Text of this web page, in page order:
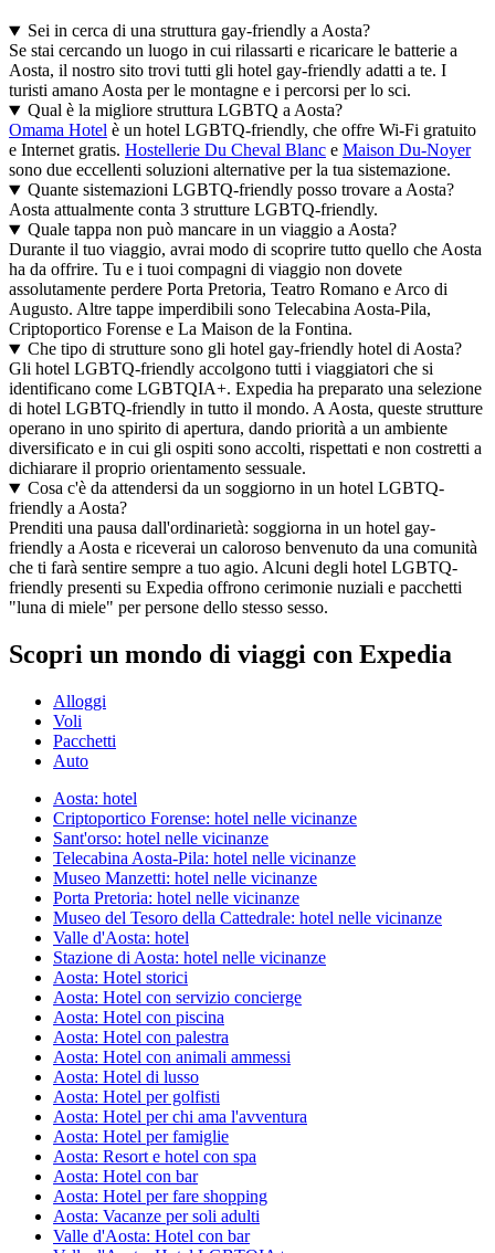
Sei in cerca di una struttura gay-friendly a Aosta?
Se stai cercando un luogo in cui rilassarti e ricaricare le batterie a
Aosta, il nostro sito trovi tutti gli hotel gay-friendly adatti a te. I
turisti amano Aosta per le montagne e i percorsi per lo sci.
Qual è la migliore struttura LGBTQ a Aosta?
Omama Hotel è un hotel LGBTQ-friendly, che offre Wi-Fi gratuito
e Internet gratis. Hostellerie Du Cheval Blanc e Maison Du-Noyer
sono due eccellenti soluzioni alternative per la tua sistemazione.
Quante sistemazioni LGBTQ-friendly posso trovare a Aosta?
Aosta attualmente conta 3 strutture LGBTQ-friendly.
Quale tappa non può mancare in un viaggio a Aosta?
Durante il tuo viaggio, avrai modo di scoprire tutto quello che Aosta
ha da offrire. Tu e i tuoi compagni di viaggio non dovete
assolutamente perdere Porta Pretoria, Teatro Romano e Arco di
Augusto. Altre tappe imperdibili sono Telecabina Aosta-Pila,
Criptoportico Forense e La Maison de la Fontina.
Che tipo di strutture sono gli hotel gay-friendly hotel di Aosta?
Gli hotel LGBTQ-friendly accolgono tutti i viaggiatori che si
identificano come LGBTQIA+. Expedia ha preparato una selezione
di hotel LGBTQ-friendly in tutto il mondo. A Aosta, queste strutture
operano in uno spirito di apertura, dando priorità a un ambiente
diversificato e in cui gli ospiti sono accolti, rispettati e non costretti a
dichiarare il proprio orientamento sessuale.
Cosa c'è da attendersi da un soggiorno in un hotel LGBTQ-
friendly a Aosta?
Prenditi una pausa dall'ordinarietà: soggiorna in un hotel gay-
friendly a Aosta e riceverai un caloroso benvenuto da una comunità
che ti farà sentire sempre a tuo agio. Alcuni degli hotel LGBTQ-
friendly presenti su Expedia offrono cerimonie nuziali e pacchetti
"luna di miele" per persone dello stesso sesso.
Scopri un mondo di viaggi con Expedia
Alloggi
Voli
Pacchetti
Auto
Aosta: hotel
Criptoportico Forense: hotel nelle vicinanze
Sant'orso: hotel nelle vicinanze
Telecabina Aosta-Pila: hotel nelle vicinanze
Museo Manzetti: hotel nelle vicinanze
Porta Pretoria: hotel nelle vicinanze
Museo del Tesoro della Cattedrale: hotel nelle vicinanze
Valle d'Aosta: hotel
Stazione di Aosta: hotel nelle vicinanze
Aosta: Hotel storici
Aosta: Hotel con servizio concierge
Aosta: Hotel con piscina
Aosta: Hotel con palestra
Aosta: Hotel con animali ammessi
Aosta: Hotel di lusso
Aosta: Hotel per golfisti
Aosta: Hotel per chi ama l'avventura
Aosta: Hotel per famiglie
Aosta: Resort e hotel con spa
Aosta: Hotel con bar
Aosta: Hotel per fare shopping
Aosta: Vacanze per soli adulti
Valle d'Aosta: Hotel con bar